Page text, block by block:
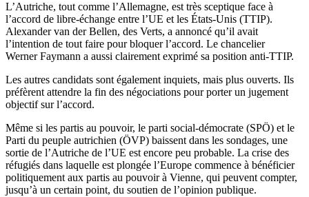
L’Autriche, tout comme l’Allemagne, est très sceptique face à
l’accord de libre-échange entre l’UE et les États-Unis (TTIP).
Alexander van der Bellen, des Verts, a annoncé qu’il avait
l’intention de tout faire pour bloquer l’accord. Le chancelier
Werner Faymann a aussi clairement exprimé sa position anti-TTIP.
Les autres candidats sont également inquiets, mais plus ouverts. Ils
préfèrent attendre la fin des négociations pour porter un jugement
objectif sur l’accord.
Même si les partis au pouvoir, le parti social-démocrate (SPÖ) et le
Parti du peuple autrichien (ÖVP) baissent dans les sondages, une
sortie de l’Autriche de l’UE est encore peu probable. La crise des
réfugiés dans laquelle est plongée l’Europe commence à bénéficier
politiquement aux partis au pouvoir à Vienne, qui peuvent compter,
jusqu’à un certain point, du soutien de l’opinion publique.